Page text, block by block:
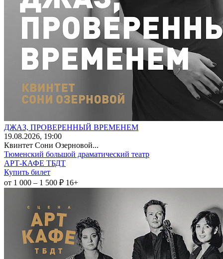
ДЖАЗ, ПРОВЕРЕННЫЙ ВРЕМЕНЕМ
19.08.2026, 19:00
Квинтет Сони Озерновой...
Тюменский большой драматический театр
АРТ-КАФЕ ТБДТ
Купить билет
от 1 000 – 1 500 ₽ 16+